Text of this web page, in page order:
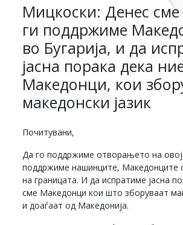
Мицкоски: Денес сме
ги поддржиме
во Бугарија, и да
јасна порака дека
Македонци, кои
македонски јазик
Почитувани,
Да го поддржиме отворањето на овој
поддржиме нашинците, Македонците
на границата. И да испратиме јасна
сме Македонци кои што зборуваат
и доаѓаат од Македонија.